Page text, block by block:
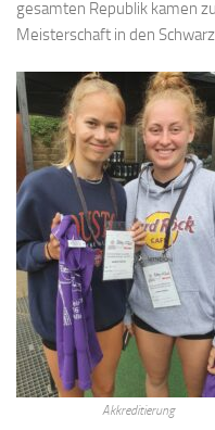
gesamten Republik kamen
Meisterschaft in den
Akkreditierung